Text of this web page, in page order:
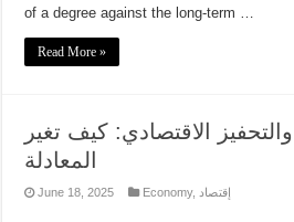
of a degree against the long-term …
Read More »
الاقتصادي: كيف تغير
المعادلة
June 18, 2025 Economy,إقتصاد